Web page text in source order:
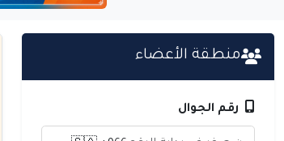
منطقة الأعضاء
رقم الجوال